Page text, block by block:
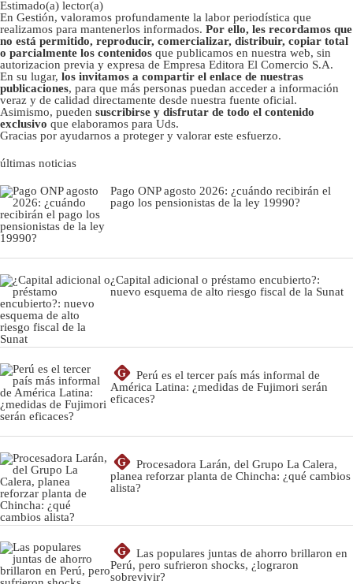
Estimado(a) lector(a)
En Gestión, valoramos profundamente la labor periodística que
realizamos para mantenerlos informados. Por ello, les recordamos que
no está permitido, reproducir, comercializar, distribuir, copiar total
o parcialmente los contenidos que publicamos en nuestra web, sin
autorizacion previa y expresa de Empresa Editora El Comercio S.A.
En su lugar, los invitamos a compartir el enlace de nuestras
publicaciones, para que más personas puedan acceder a información
veraz y de calidad directamente desde nuestra fuente oficial.
Asimismo, pueden suscribirse y disfrutar de todo el contenido
exclusivo que elaboramos para Uds.
Gracias por ayudarnos a proteger y valorar este esfuerzo.
últimas noticias
Pago ONP agosto 2026: ¿cuándo recibirán el
pago los pensionistas de la ley 19990?
¿Capital adicional o préstamo encubierto?:
nuevo esquema de alto riesgo fiscal de la Sunat
G
Perú es el tercer país más informal de
América Latina: ¿medidas de Fujimori serán
eficaces?
G
Procesadora Larán, del Grupo La Calera,
planea reforzar planta de Chincha: ¿qué cambios
alista?
G
Las populares juntas de ahorro brillaron en
Perú, pero sufrieron shocks, ¿lograron
sobrevivir?